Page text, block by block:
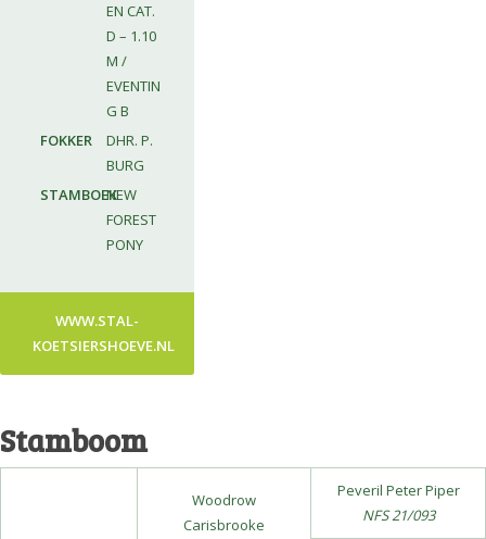
EN CAT.
D – 1.10
M /
EVENTIN
G B
FOKKER
DHR. P.
BURG
STAMBOEKNEW
FOREST
PONY
WWW.STAL-
KOETSIERSHOEVE.NL
Stamboom
Woodrow
Carisbrooke
Peveril Peter Piper
NFS 21/093